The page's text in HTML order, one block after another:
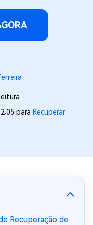
para Recuperar
Recuperação de